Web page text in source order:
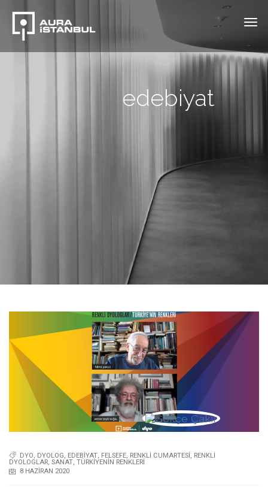
DYO, DYOLOG, EDEBIYAT, FELSEFE, RENKLI CUMARTESI, RENKLI
DYOLOGLAR, SANAT, TÜRKIYENIN RENKLERI
8 HAZIRAN 2020